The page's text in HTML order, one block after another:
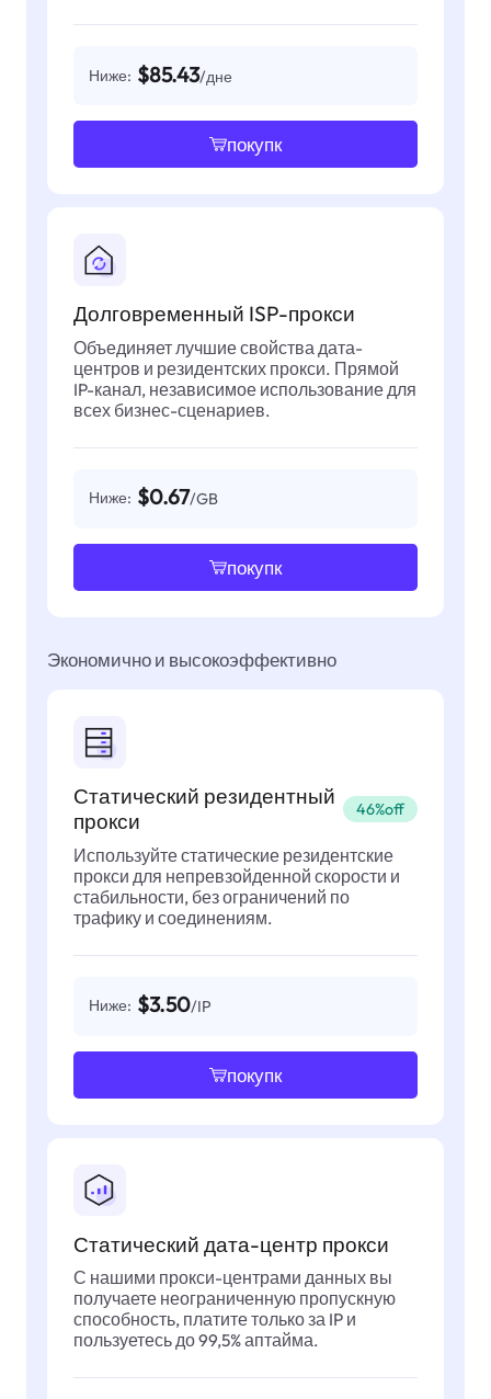
Ниже: $85.43/дне
покупк
Долговременный ISP-прокси
Объединяет лучшие свойства дата-
центров и резидентских прокси. Прямой
IP-канал, независимое использование для
всех бизнес-сценариев.
Ниже: $0.67/GB
покупк
Экономично и высокоэффективно
Статический резидентный
прокси
46%off
Используйте статические резидентские
прокси для непревзойденной скорости и
стабильности, без ограничений по
трафику и соединениям.
Ниже: $3.50/IP
покупк
Статический дата-центр прокси
С нашими прокси-центрами данных вы
получаете неограниченную пропускную
способность, платите только за IP и
пользуетесь до 99,5% аптайма.